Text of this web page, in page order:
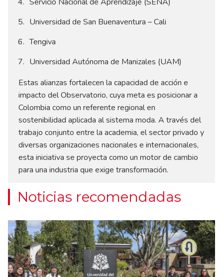
Universidad de San Buenaventura – Cali
Tengiva
Universidad Autónoma de Manizales (UAM)
Estas alianzas fortalecen la capacidad de acción e
impacto del Observatorio, cuya meta es posicionar a
Colombia como un referente regional en
sostenibilidad aplicada al sistema moda. A través del
trabajo conjunto entre la academia, el sector privado y
diversas organizaciones nacionales e internacionales,
esta iniciativa se proyecta como un motor de cambio
para una industria que exige transformación.
Noticias recomendadas